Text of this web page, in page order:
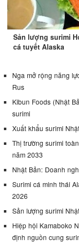
Sản lượng surimi
cá tuyết Alaska
Nga mở rộng năng
Rus
Kibun Foods (Nhật
surimi
Xuất khẩu surimi
Thị trường surimi
năm 2033
Nhật Bản: Doanh
Surimi cá minh thái
2026
Sản lượng surimi
Hiệp hội Kamaboko
định nguồn cung